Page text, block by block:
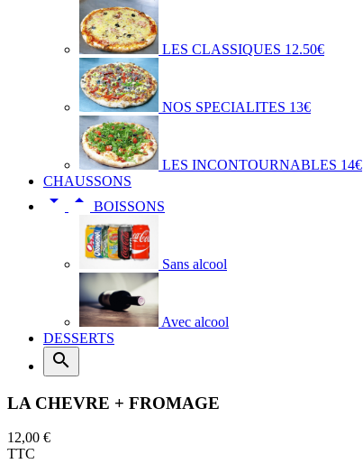
LES CLASSIQUES 12.50€
NOS SPECIALITES 13€
LES INCONTOURNABLES 14€
CHAUSSONS
  BOISSONS
Sans alcool
Avec alcool
DESSERTS

LA CHEVRE + FROMAGE
12,00 €
TTC